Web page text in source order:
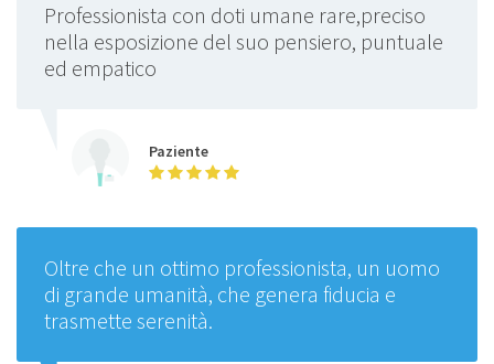
Professionista con doti umane rare,preciso
nella esposizione del suo pensiero, puntuale
ed empatico
Paziente
Oltre che un ottimo professionista, un uomo
di grande umanità, che genera fiducia e
trasmette serenità.